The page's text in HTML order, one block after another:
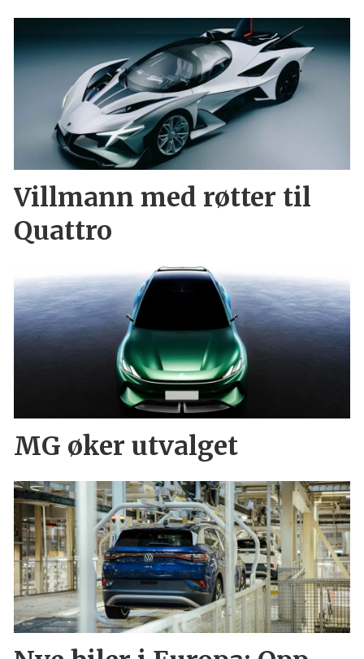
Villmann med røtter til
Quattro
MG øker utvalget